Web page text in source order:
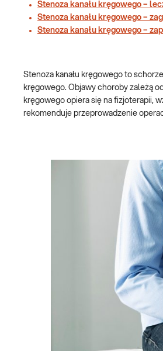
Stenoza kanału kręgowego –
Stenoza kanału kręgowego –
Stenoza kanału kręgowego –
Stenoza kanału kręgowego to
kręgowego. Objawy choroby zależą
kręgowego opiera się na fizjoterapii,
rekomenduje przeprowadzenie